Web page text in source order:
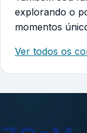
explorando o
momentos
Ver todos os